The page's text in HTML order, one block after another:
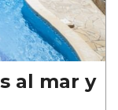
al mar y